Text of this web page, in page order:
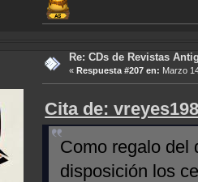
Re: CDs de Revistas
« Respuesta #207 en: Marzo
Cita de:
Como regalo
disposición los